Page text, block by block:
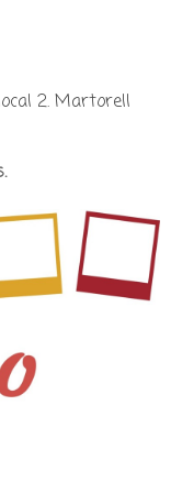
2. Martorell